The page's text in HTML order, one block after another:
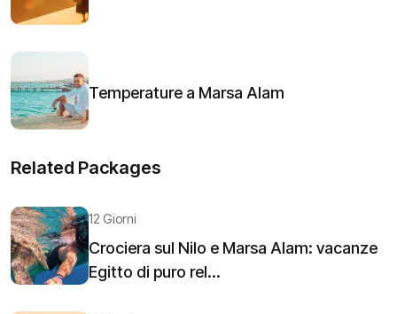
Temperature a Marsa Alam
Related Packages
12 Giorni
Crociera sul Nilo e Marsa Alam: vacanze
Egitto di puro rel...